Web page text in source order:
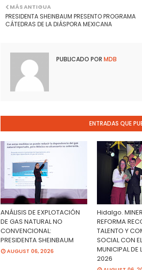
MÁS ANTIGUA
PRESIDENTA SHEINBAUM PRESENTO PROGRAMA
CÁTEDRAS DE LA DIÁSPORA MEXICANA
PUBLICADO POR MDB
ENTRADAS QUE
ANÁLISIS DE EXPLOTACIÓN
DE GAS NATURAL NO
CONVENCIONAL:
PRESIDENTA SHEINBAUM
AUGUST 06, 2026
Hidalgo.
REFORMA
TALENTO Y
SOCIAL CON
MUNICIPAL DE
2026